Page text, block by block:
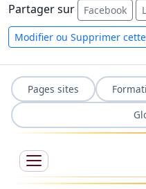
Partager sur Facebook
Modifier ou Supprimer
Pages sites